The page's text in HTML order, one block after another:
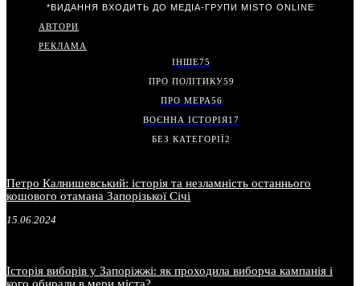
*ВИДАННЯ ВХОДИТЬ ДО МЕДІА-ГРУПИ MISTO ONLINE
АВТОРИ
РЕКЛАМА
ІНШЕ75
ПРО ПОЛІТИКУ59
ПРО МЕРА56
ВОЄННА ІСТОРІЯ17
БЕЗ КАТЕГОРІЇ2
Петро Калнишевський: історія та незламність останнього
кошового отамана Запорізької Січі
15.06.2024
Історія виборів у Запоріжжі: як проходила виборча кампанія і